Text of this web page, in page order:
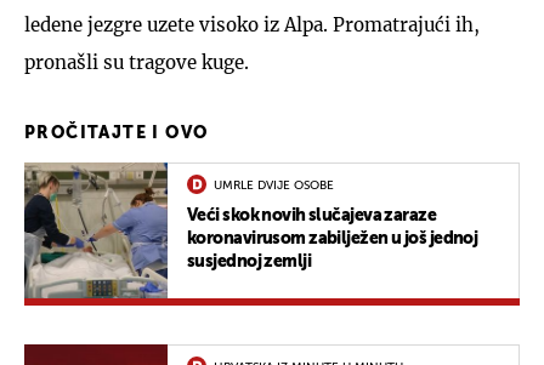
ledene jezgre uzete visoko iz Alpa. Promatrajući ih,
pronašli su tragove kuge.
PROČITAJTE I OVO
UMRLE DVIJE OSOBE
Veći skok novih slučajeva zaraze
koronavirusom zabilježen u još jednoj
susjednoj zemlji